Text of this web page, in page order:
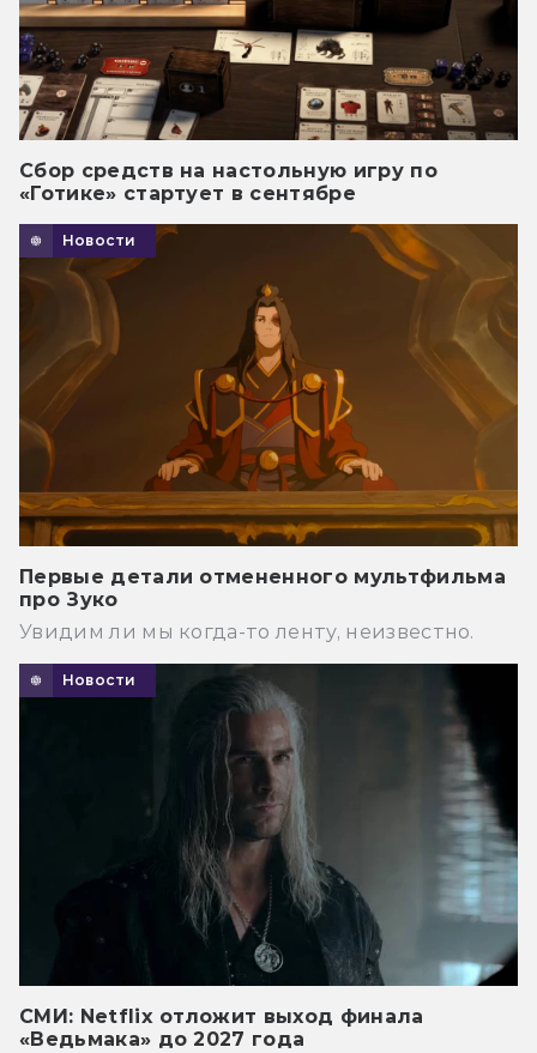
Сбор средств на настольную игру по
«Готике» стартует в сентябре
Новости
Первые детали отмененного мультфильма
про Зуко
Увидим ли мы когда-то ленту, неизвестно.
Новости
СМИ: Netflix отложит выход финала
«Ведьмака» до 2027 года